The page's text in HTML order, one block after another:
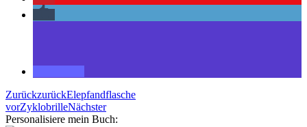
ZurückzurückElepfandflasche
vorZyklobrilleNächster
Personalisiere mein Buch: